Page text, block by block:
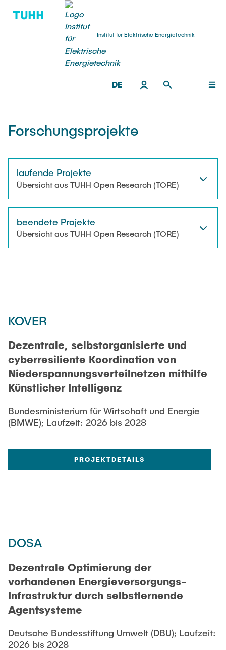
Institut für Elektrische Energietechnik
DE
Forschungsprojekte
Publikationen
Veranstaltungen
Labore
Studentische Arbeiten
Offene
Laufende
PERSONAL
Geschäftszimmer
Lehrbeauftragter
Gastwissenschaftler
AKTUELLES
Forschungsprojekte
laufende Projekte
Übersicht aus TUHH Open Research (TORE)
beendete Projekte
Übersicht aus TUHH Open Research (TORE)
KOVER
Dezentrale, selbstorganisierte und
cyberresiliente Koordination von
Niederspannungsverteilnetzen mithilfe
Künstlicher Intelligenz
Bundesministerium für Wirtschaft und Energie
(BMWE); Laufzeit: 2026 bis 2028
PROJEKTDETAILS
DOSA
Dezentrale Optimierung der
vorhandenen Energieversorgungs-
Infrastruktur durch selbstlernende
Agentsysteme
Deutsche Bundesstiftung Umwelt (DBU); Laufzeit:
2026 bis 2028